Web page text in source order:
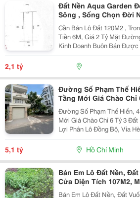
Đất Nền Aqua Garden
Sông , Sống Chọn Đời
Cần Bán Lô Đất 120M2 ,
Tiền 6M, Giá 2 Tỷ Mặt Đường Nhựa 8M, Vỉa Hè 3M
Kinh Doanh Buôn Bán Được Gần Ngay Trường Cđ Sư
Phạm ( Sắp Tới Đh Hùng Vương) Chợ Dân
Tầng Tiện Ích
2,1 tỷ
Đường Số Phạm Thế
Tầng Mới Giá Chào Chỉ
Đường Số Phạm Thế Hiển,
Mới Giá Chào Chỉ 6 Tỷ 3 Đất Mặt Tiền Khu Dân Cư Phú
Lợi Phân Lô Đồng Bộ, Vỉa
Vực Xây Đồng Bộ, Hàng
Vuông Tờ A4 Gần Chợ
5,1 tỷ Hồ Chí Minh
Bán Em Lô Đất Nền,
Cửa Diện Tích 107M2,
Bán Em Lô Đất Nền, Đất